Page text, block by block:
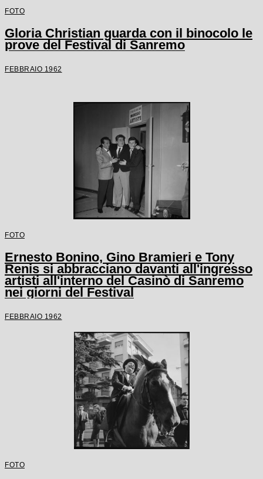
FOTO
Gloria Christian guarda con il binocolo le
prove del Festival di Sanremo
FEBBRAIO 1962
FOTO
Ernesto Bonino, Gino Bramieri e Tony
Renis si abbracciano davanti all'ingresso
artisti all'interno del Casinò di Sanremo
nei giorni del Festival
FEBBRAIO 1962
FOTO